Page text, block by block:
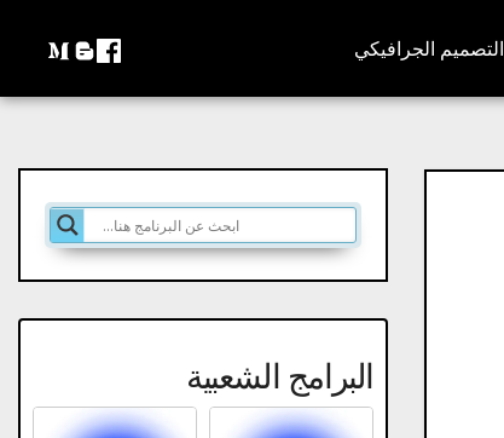
التصميم الجرافيكي
البرامج الشعبية